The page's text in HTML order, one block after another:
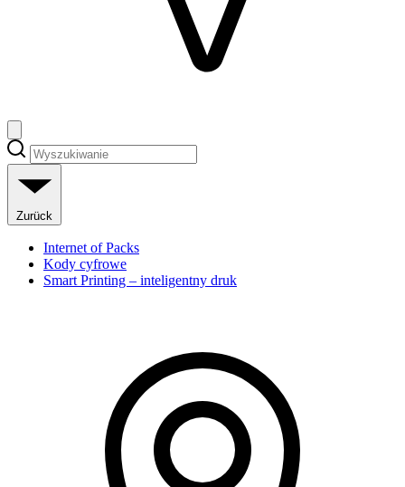
Zurück
Internet of Packs
Kody cyfrowe
Smart Printing – inteligentny druk